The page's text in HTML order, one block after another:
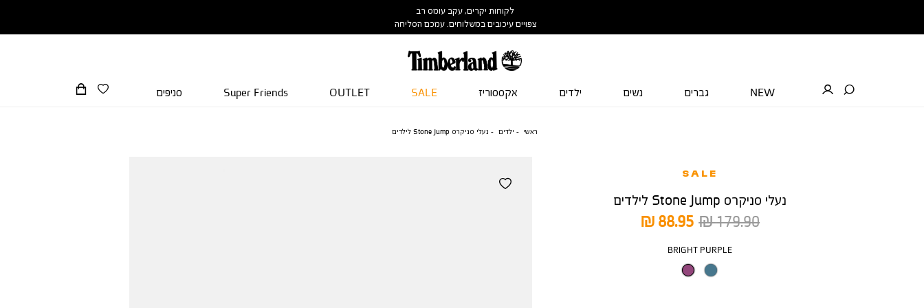
לקוחות יקרים, עקב עומס רב
צפויים עיכובים במשלוחים. עמכם הסליחה
NEW גברים נשים ילדים אקססוריז SALE
OUTLET
Super Friends סניפים
ראשי ילדים נעלי סניקרס Stone Jump לילדים
SALE
נעלי סניקרס Stone Jump לילדים
מחיר
מוצר
88.95 ₪
מחיר
179.90 ₪
צבע
BRIGHT PURPLE